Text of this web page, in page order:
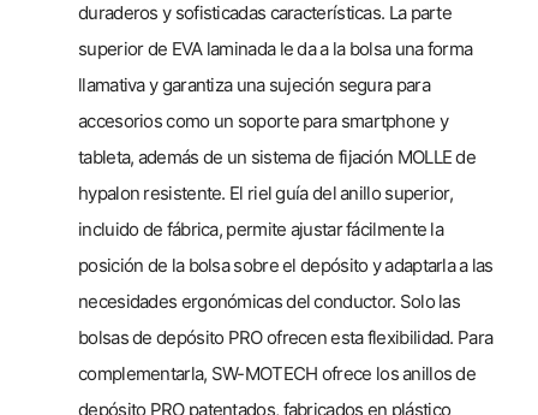
duraderos y sofisticadas características. La parte
superior de EVA laminada le da a la bolsa una forma
llamativa y garantiza una sujeción segura para
accesorios como un soporte para smartphone y
tableta, además de un sistema de fijación MOLLE de
hypalon resistente. El riel guía del anillo superior,
incluido de fábrica, permite ajustar fácilmente la
posición de la bolsa sobre el depósito y adaptarla a las
necesidades ergonómicas del conductor. Solo las
bolsas de depósito PRO ofrecen esta flexibilidad. Para
complementarla, SW-MOTECH ofrece los anillos de
depósito PRO patentados, fabricados en plástico